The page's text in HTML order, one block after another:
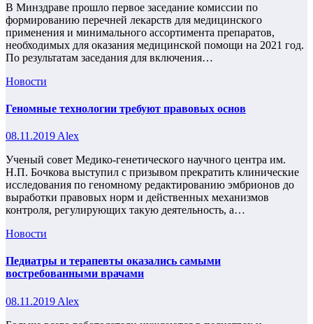
В Минздраве прошло первое заседание комиссии по
формированию перечней лекарств для медицинского
применения и минимального ассортимента препаратов,
необходимых для оказания медицинской помощи на 2021 год.
По результатам заседания для включения…
Новости
Геномные технологии требуют правовых основ
08.11.2019 Alex
Ученый совет Медико-генетического научного центра им.
Н.П. Бочкова выступил с призывом прекратить клинические
исследования по геномному редактированию эмбрионов до
выработки правовых норм и действенных механизмов
контроля, регулирующих такую деятельность, а…
Новости
Педиатры и терапевты оказались самыми
востребованными врачами
08.11.2019 Alex